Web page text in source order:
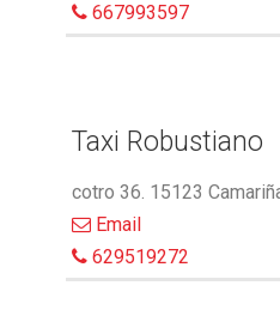
667993597
Taxi Robustiano
cotro 36. 15123
Email
629519272